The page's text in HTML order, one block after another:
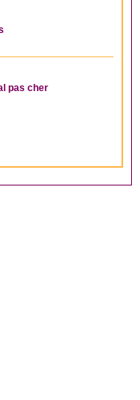
pas cher